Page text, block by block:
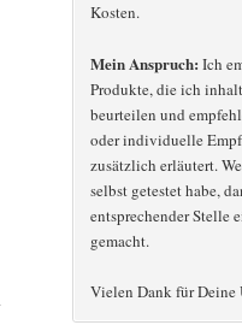
Kosten.
Mein Anspruch: Ich
Produkte, die ich
beurteilen und
oder individuelle
zusätzlich erläutert.
selbst getestet habe,
entsprechender Stelle
gemacht.
Vielen Dank für Deine